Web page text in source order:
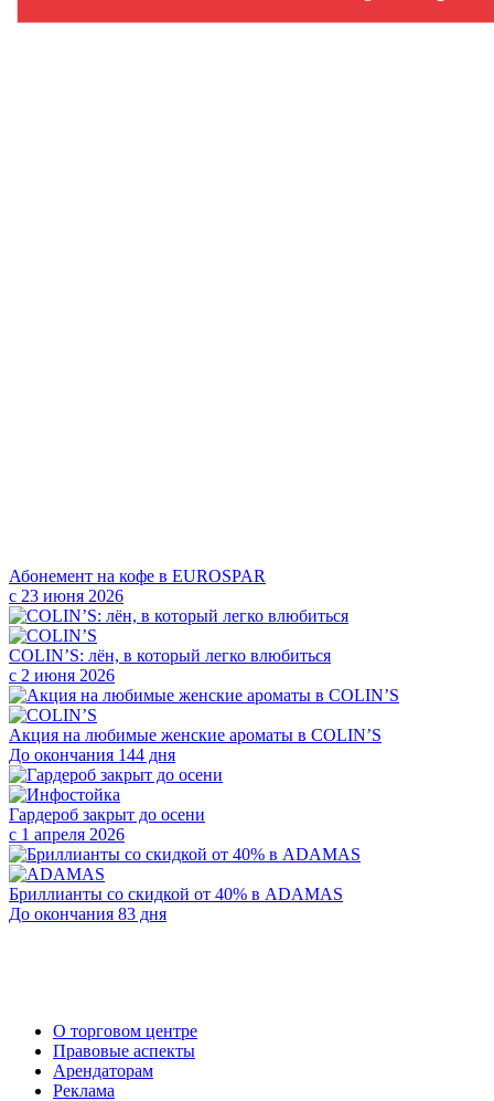
Абонемент на кофе в EUROSPAR
с 23 июня 2026
COLIN’S: лён, в который легко влюбиться
с 2 июня 2026
Акция на любимые женские ароматы в COLIN’S
До окончания 144 дня
Гардероб закрыт до осени
с 1 апреля 2026
Бриллианты со скидкой от 40% в ADAMAS
До окончания 83 дня
О торговом центре
Правовые аспекты
Арендаторам
Реклама